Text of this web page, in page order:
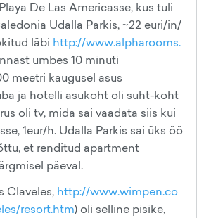
De Las Americasse, kus tuli
Udalla Parkis, ~22 euri/in/
läbi http://www.alpharooms.
umbes 10 minuti
meetri kaugusel asus
ja hotelli asukoht oli suht-koht
oli tv, mida sai vaadata siis kui
1eur/h. Udalla Parkis sai üks öö
et renditud apartment
päeval.
Claveles, http://www.wimpen.co
resort.htm) oli selline pisike,